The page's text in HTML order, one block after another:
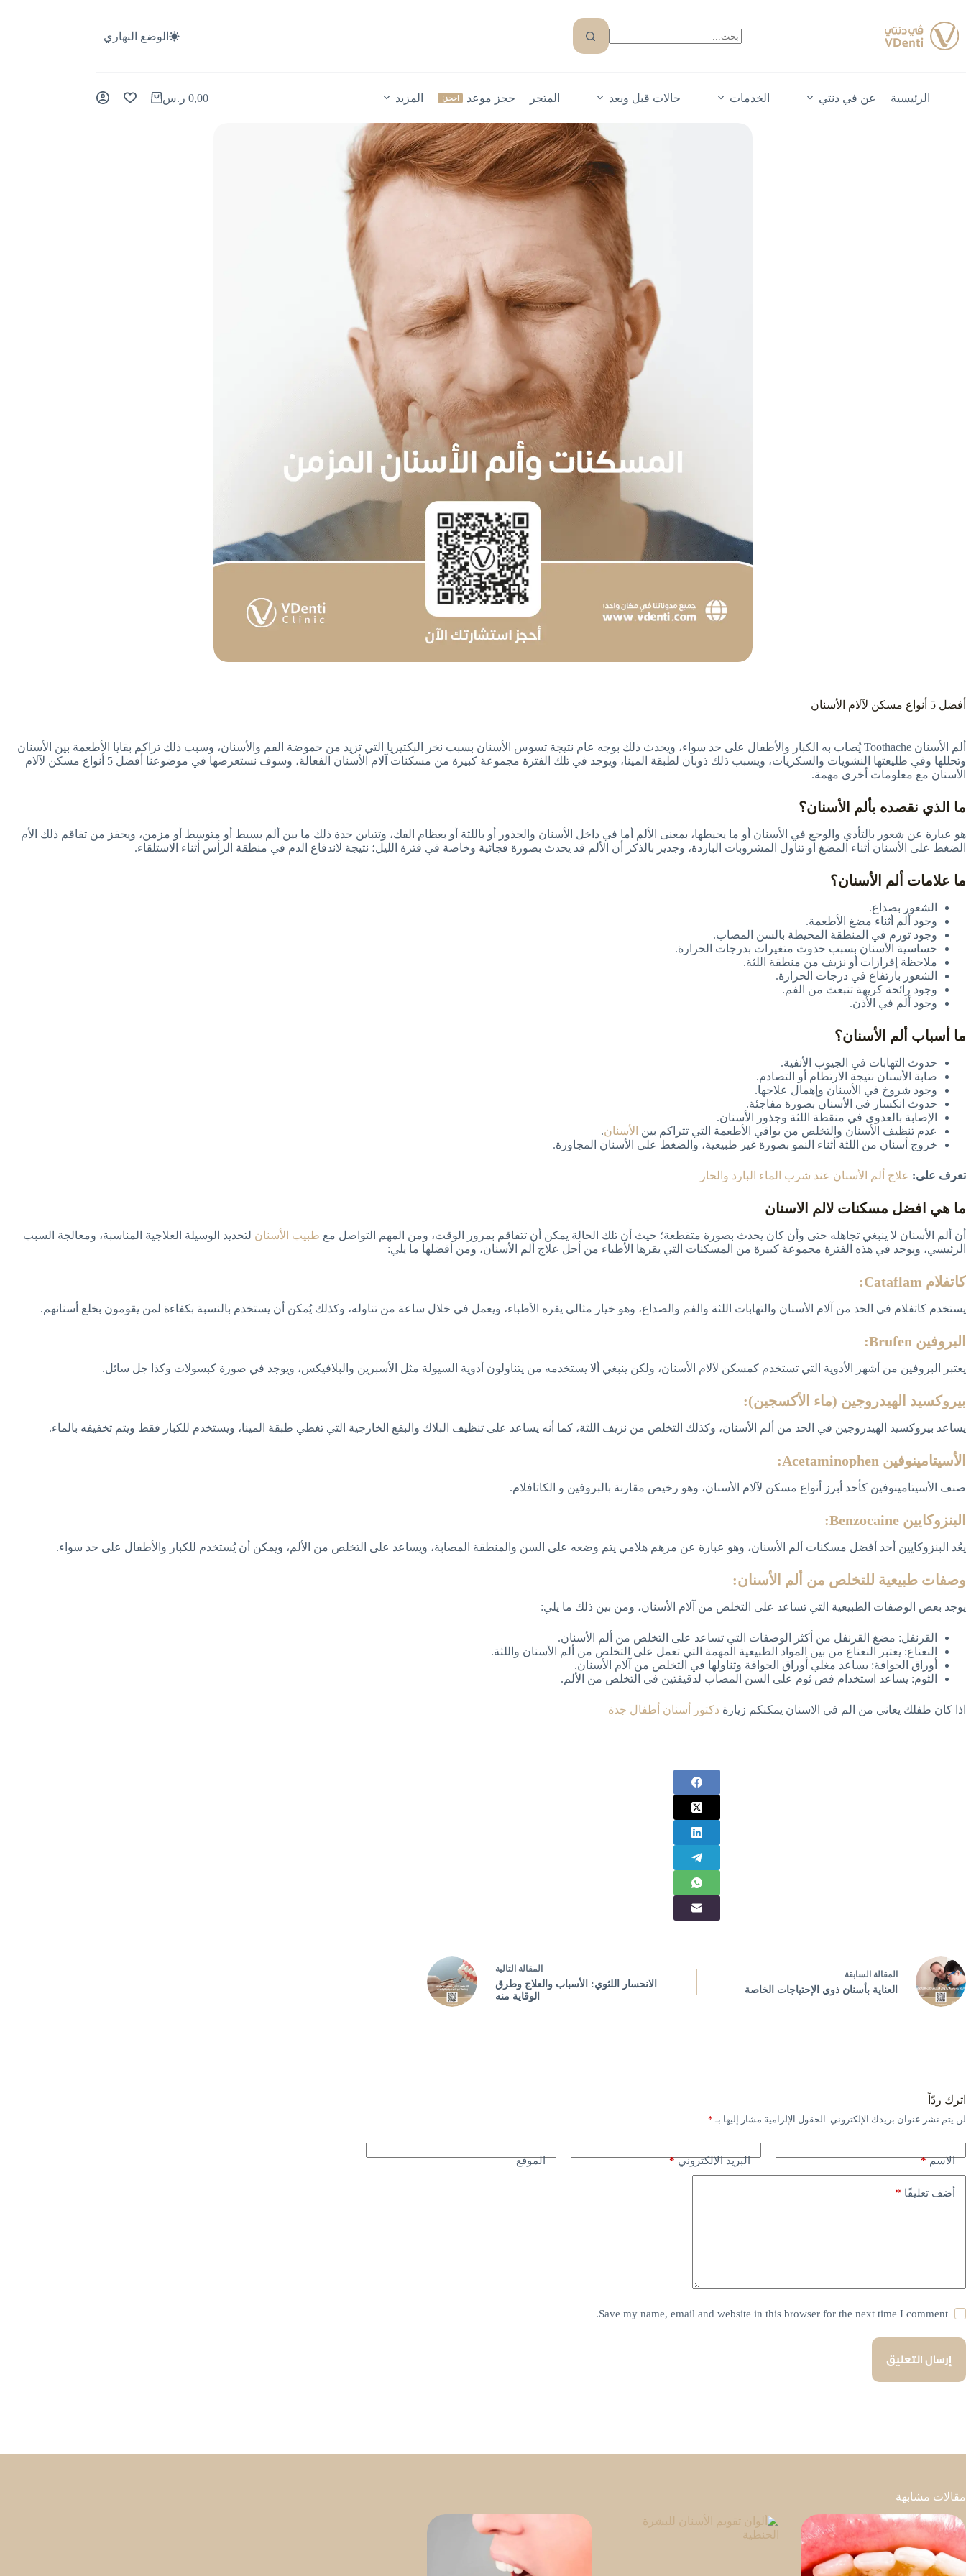
المحتوى
الوضع النهاري
الرئيسية عن في دنتي الخدمات حالات قبل وبعد المتجر حجز موعد احجز! المزيد
عربة
0,00 ر.س
أفضل 5 أنواع مسكن لآلام الأسنان
ألم الأسنان Toothache يُصاب به الكبار والأطفال على حد سواء، ويحدث ذلك بوجه عام نتيجة تسوس الأسنان بسبب نخر البكتيريا التي تزيد من حموضة الفم والأسنان، وسبب ذلك تراكم بقايا الأطعمة بين الأسنان
وتحللها وفي طليعتها النشويات والسكريات، ويسبب ذلك ذوبان لطبقة المينا، ويوجد في تلك الفترة مجموعة كبيرة من مسكنات آلام الأسنان الفعالة، وسوف نستعرضها في موضوعنا أفضل 5 أنواع مسكن لآلام
الأسنان مع معلومات أخرى مهمة.
ما الذي نقصده بألم الأسنان؟
هو عبارة عن شعور بالتأذي والوجع في الأسنان أو ما يحيطها، بمعنى الألم أما في داخل الأسنان والجذور أو باللثة أو بعظام الفك، وتتباين حدة ذلك ما بين ألم بسيط أو متوسط أو مزمن، ويحفز من تفاقم ذلك الأم
الضغط على الأسنان أثناء المضغ أو تناول المشروبات الباردة، وجدير بالذكر أن الألم قد يحدث بصورة فجائية وخاصة في فترة الليل؛ نتيجة لاندفاع الدم في منطقة الرأس أثناء الاستلقاء.
ما علامات ألم الأسنان؟
الشعور بصداع.
وجود ألم أثناء مضغ الأطعمة.
وجود تورم في المنطقة المحيطة بالسن المصاب.
حساسية الأسنان بسبب حدوث متغيرات بدرجات الحرارة.
ملاحظة إفرازات أو نزيف من منطقة اللثة.
الشعور بارتفاع في درجات الحرارة.
وجود رائحة كريهة تنبعث من الفم.
وجود ألم في الأذن.
ما أسباب ألم الأسنان؟
حدوث التهابات في الجيوب الأنفية.
صابة الأسنان نتيجة الارتطام أو التصادم.
وجود شروخ في الأسنان وإهمال علاجها.
حدوث انكسار في الأسنان بصورة مفاجئة.
الإصابة بالعدوى في منقطة اللثة وجذور الأسنان.
عدم تنظيف الأسنان والتخلص من بواقي الأطعمة التي تتراكم بين الأسنان.
خروج أسنان من اللثة أثناء النمو بصورة غير طبيعية، والضغط على الأسنان المجاورة.
تعرف على: علاج ألم الأسنان عند شرب الماء البارد والحار
ما هي افضل مسكنات لالم الاسنان
أن ألم الأسنان لا ينبغي تجاهله حتى وأن كان يحدث بصورة متقطعة؛ حيث أن تلك الحالة يمكن أن تتفاقم بمرور الوقت، ومن المهم التواصل مع طبيب الأسنان لتحديد الوسيلة العلاجية المناسبة، ومعالجة السبب
الرئيسي، ويوجد في هذه الفترة مجموعة كبيرة من المسكنات التي يقرها الأطباء من أجل علاج ألم الأسنان، ومن أفضلها ما يلي:
كاتفلام Cataflam:
يستخدم كاتفلام في الحد من آلام الأسنان والتهابات اللثة والفم والصداع، وهو خيار مثالي يقره الأطباء، ويعمل في خلال ساعة من تناوله، وكذلك يُمكن أن يستخدم بالنسبة بكفاءة لمن يقومون بخلع أسنانهم.
البروفين Brufen:
يعتبر البروفين من أشهر الأدوية التي تستخدم كمسكن لآلام الأسنان، ولكن ينبغي ألا يستخدمه من يتناولون أدوية السيولة مثل الأسبرين والبلافيكس، ويوجد في صورة كبسولات وكذا جل سائل.
بيروكسيد الهيدروجين (ماء الأكسجين):
يساعد بيروكسيد الهيدروجين في الحد من ألم الأسنان، وكذلك التخلص من نزيف اللثة، كما أنه يساعد على تنظيف البلاك والبقع الخارجية التي تغطي طبقة المينا، ويستخدم للكبار فقط ويتم تخفيفه بالماء.
الأسيتامينوفين Acetaminophen:
صنف الأسيتامينوفين كأحد أبرز أنواع مسكن لآلام الأسنان، وهو رخيص مقارنة بالبروفين و الكاتافلام.
البنزوكايين Benzocaine:
يعُد البنزوكايين أحد أفضل مسكنات ألم الأسنان، وهو عبارة عن مرهم هلامي يتم وضعه على السن والمنطقة المصابة، ويساعد على التخلص من الألم، ويمكن أن يُستخدم للكبار والأطفال على حد سواء.
وصفات طبيعية للتخلص من ألم الأسنان:
يوجد بعض الوصفات الطبيعية التي تساعد على التخلص من آلام الأسنان، ومن بين ذلك ما يلي:
القرنفل: مضغ القرنفل من أكثر الوصفات التي تساعد على التخلص من ألم الأسنان.
النعناع: يعتبر النعناع من بين المواد الطبيعية المهمة التي تعمل على التخلص من ألم الأسنان واللثة.
أوراق الجوافة: يساعد مغلي أوراق الجوافة وتناولها في التخلص من آلام الأسنان.
الثوم: يساعد استخدام فص ثوم على السن المصاب لدقيقتين في التخلص من الألم.
اذا كان طفلك يعاني من الم في الاسنان يمكنكم زيارة دكتور أسنان أطفال جدة
المقالة السابقة
العناية بأسنان ذوي الإحتياجات الخاصة
المقالة التالية
الانحسار اللثوي: الأسباب والعلاج وطرق
الوقاية منه
اترك ردّاً
لن يتم نشر عنوان بريدك الإلكتروني. الحقول الإلزامية مشار إليها بـ *
الاسم* البريد الإلكتروني* الموقع
أضف تعليقًا *
Save my name, email and website in this browser for the next time I comment.
إرسال التعليق
مقالات مشابهة